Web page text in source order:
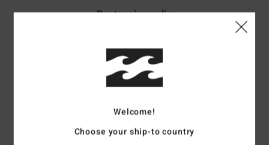
Punteggio medio
5.0/5
2 recensioni verificatedal marzo 2026
Comfort
Rapporto qualità-prezzo
5.0
Welcome!
Choose your ship-to country